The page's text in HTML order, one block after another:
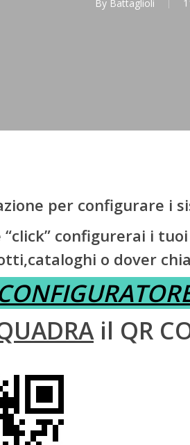
By Battaglioli
per configurare i
“click” configurerai i
o dover
il QR